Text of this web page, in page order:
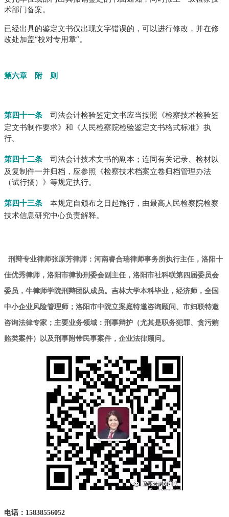
术部门备案。
已经出具的鉴定文书仅出现文字错误的，可以进行修改，并在修
改处加盖“校对专用章”。
第六章 附 则
第四十一条 司法会计检验鉴定文书应当按照《检察技术检验鉴
定文书制作要求》和《人民检察院检验鉴定文书格式标准》执
行。
第四十二条 司法会计技术文书的副本； 连同有关记录、检材以
及复制件一并归档，应参照《检察技术档案立卷归档管理办法
（试行搞）》等规定执行。
第四十三条 本规定自颁布之日起施行，由最高人民检察院检察
技术信息研究中心负责解释。
刑辩专业律师张原芳律师：河南睿合瑞律师事务所执行主任，洛阳十
佳优秀律师，洛阳市律协刑委会副主任，洛阳市社科联第四届委员会
委员，牛律师学院刑辩团队成员。吉林大学本科毕业，经济师，全国
中小企业风险管理师；洛阳市中院立案庭特邀咨询顾问、市妇联特邀
咨询法律专家；主要业务领域：刑事辩护（尤其是职务犯罪、贪污贿
赂类案件）以及刑事附带民事案件，企业法律顾问 。
电话：15838556052